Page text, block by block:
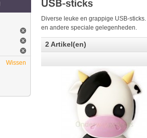
Diverse leuke en grappige USB-
en andere speciale gelegenheden.
2 Artikel(en)
Wissen